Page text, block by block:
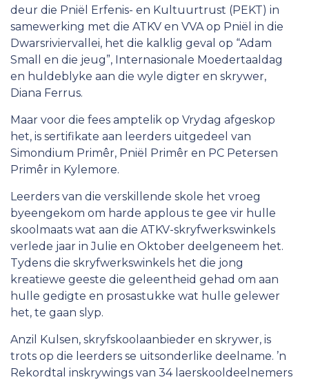
Werk vir die ATKV
deur die Pniël Erfenis- en Kultuurtrust (PEKT) in
samewerking met die ATKV en VVA op Pniël in die
Dwarsriviervallei, het die kalklig geval op “Adam
Small en die jeug”, Internasionale Moedertaaldag
en huldeblyke aan die wyle digter en skrywer,
Diana Ferrus.
Maar voor die fees amptelik op Vrydag afgeskop
het, is sertifikate aan leerders uitgedeel van
Simondium Primêr, Pniël Primêr en PC Petersen
Primêr in Kylemore.
Leerders van die verskillende skole het vroeg
byeengekom om harde applous te gee vir hulle
skoolmaats wat aan die ATKV-skryfwerkswinkels
verlede jaar in Julie en Oktober deelgeneem het.
Tydens die skryfwerkswinkels het die jong
kreatiewe geeste die geleentheid gehad om aan
hulle gedigte en prosastukke wat hulle gelewer
het, te gaan slyp.
Anzil Kulsen, skryfskoolaanbieder en skrywer, is
trots op die leerders se uitsonderlike deelname. ’n
Rekordtal inskrywings van 34 laerskooldeelnemers